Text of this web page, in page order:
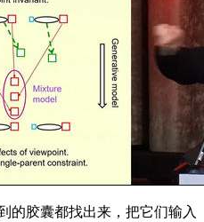
胶囊都找出来，把它们输入